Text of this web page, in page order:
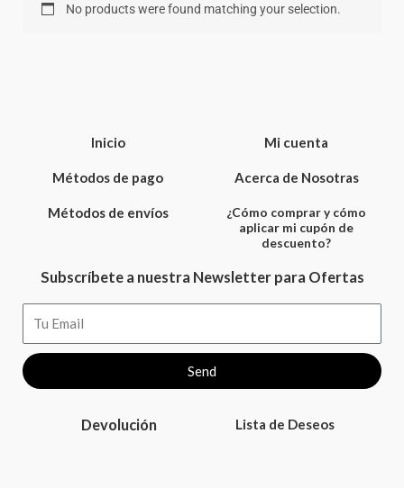
No products were found matching your selection.
Inicio
Métodos de pago
Métodos de envíos
Mi cuenta
Acerca de Nosotras
¿Cómo comprar y cómo
aplicar mi cupón de
descuento?
Subscríbete a nuestra Newsletter para Ofertas
Send
Devolución Lista de Deseos